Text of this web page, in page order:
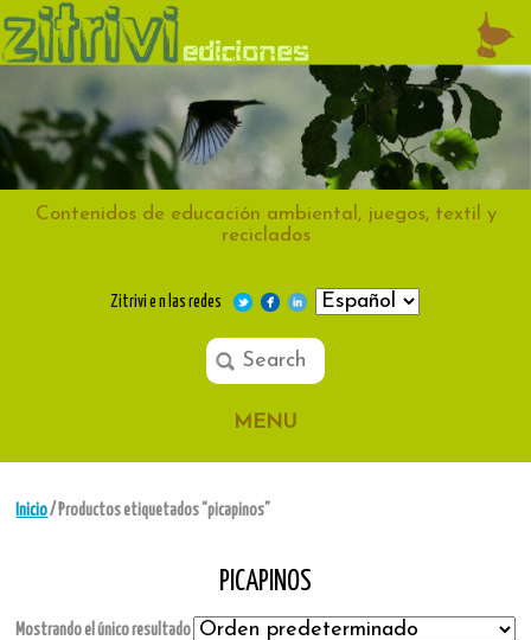
Contenidos de educación ambiental, juegos, textil y
reciclados
Zitrivi e n las redes
MENU
Inicio/ Productos etiquetados “picapinos”
PICAPINOS
Mostrando el único resultado